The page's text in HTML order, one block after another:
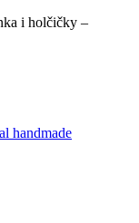
i holčičky –